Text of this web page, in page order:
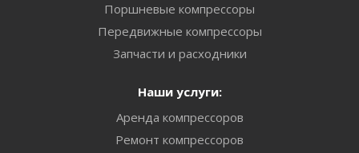
Поршневые компрессоры
Передвижные компрессоры
Запчасти и расходники
Наши услуги:
Аренда компрессоров
Ремонт компрессоров